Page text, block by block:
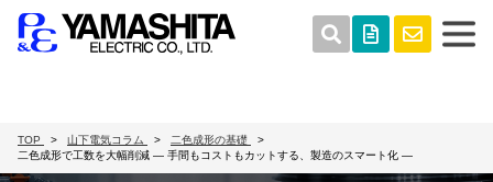
TOP 山下電気コラム
二色成形の基礎
二色成形で工数を大幅削減 ― 手間もコストもカットする、製造のスマート化 ―